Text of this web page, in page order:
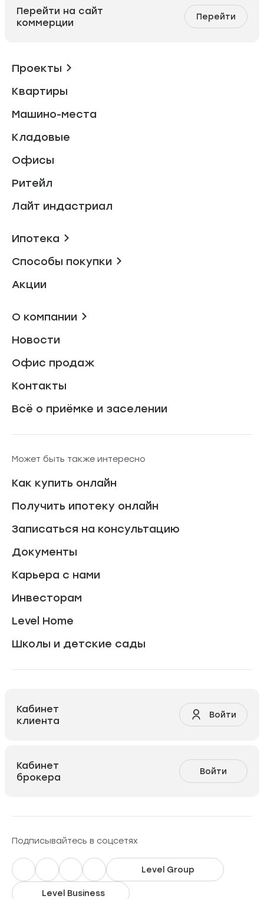
Перейти на сайт
коммерции
Перейти
Проекты
Квартиры
Машино-места
Кладовые
Офисы
Ритейл
Лайт индастриал
Ипотека
Способы покупки
Акции
О компании
Новости
Офис продаж
Контакты
Всё о приёмке и заселении
Может быть также интересно
Как купить онлайн
Получить ипотеку онлайн
Записаться на консультацию
Документы
Карьера с нами
Инвесторам
Level Home
Школы и детские сады
Кабинет
клиента
Войти
Кабинет
брокера
Войти
Подписывайтесь в соцсетях
Level Group
Level Business